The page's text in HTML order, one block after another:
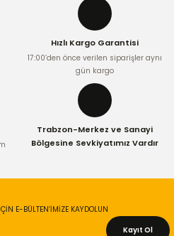
Hızlı Kargo Garantisi
17:00’den önce verilen siparişler aynı
gün kargo
Trabzon-Merkez ve Sanayi
Bölgesine Sevkiyatımız Vardır
E-BÜLTEN’İMİZE KAYDOLUN
Kayıt Ol